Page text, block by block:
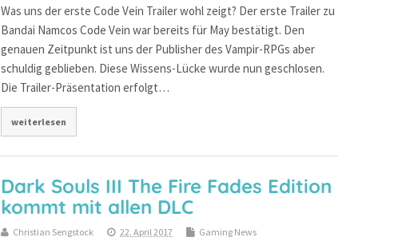
Was uns der erste Code Vein Trailer wohl zeigt? Der erste Trailer zu
Bandai Namcos Code Vein war bereits für May bestätigt. Den
genauen Zeitpunkt ist uns der Publisher des Vampir-RPGs aber
schuldig geblieben. Diese Wissens-Lücke wurde nun geschlosen.
Die Trailer-Präsentation erfolgt…
weiterlesen
Dark Souls III The Fire Fades Edition
kommt mit allen DLC
Christian Sengstock 22. April 2017 Gaming News